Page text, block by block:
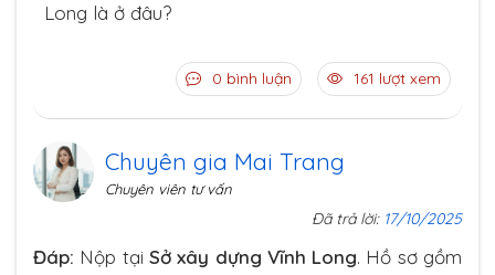
Long là ở đâu?
0 bình luận 161 lượt xem
Chuyên gia Mai Trang
Chuyên viên tư vấn
Đã trả lời: 17/10/2025
Đáp: Nộp tại Sở xây dựng Vĩnh Long. Hồ sơ gồm